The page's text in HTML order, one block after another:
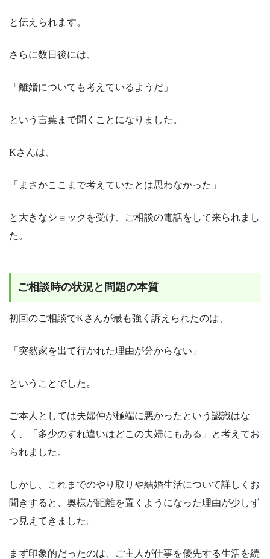
と伝えられます。
さらに数日後には、
「離婚についても考えているようだ」
という言葉まで聞くことになりました。
Kさんは、
「まさかここまで考えていたとは思わなかった」
と大きなショックを受け、ご相談の電話をして来られまし
た。
ご相談時の状況と問題の本質
初回のご相談でKさんが最も強く訴えられたのは、
「突然家を出て行かれた理由が分からない」
ということでした。
ご本人としては夫婦仲が極端に悪かったという認識はな
く、「多少のすれ違いはどこの夫婦にもある」と考えてお
られました。
しかし、これまでのやり取りや結婚生活について詳しくお
聞きすると、奥様が距離を置くようになった理由が少しず
つ見えてきました。
まず印象的だったのは、ご主人が仕事を優先する生活を続